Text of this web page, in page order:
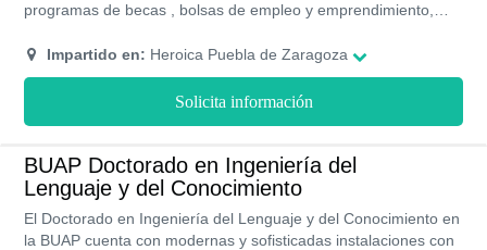
programas de becas , bolsas de empleo y emprendimiento,
programas académicos por La Asociación Nacional de
Universidades e Instituciones de Educación Superior,
Impartido en: Heroica Puebla de Zaragoza
Solicita información
BUAP Doctorado en Ingeniería del
Lenguaje y del Conocimiento
El Doctorado en Ingeniería del Lenguaje y del Conocimiento en
la BUAP cuenta con modernas y sofisticadas instalaciones con